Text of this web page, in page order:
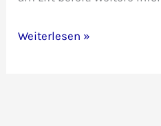
3.
Weiterlesen »